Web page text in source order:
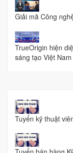
Giải mã Công
TrueOrigin hiện
sáng tạo Việt Nam
Tuyển kỹ thuật